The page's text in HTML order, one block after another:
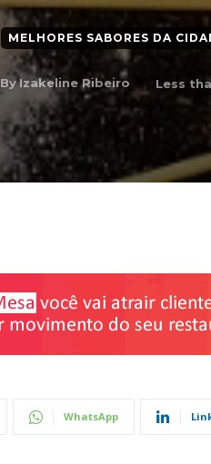
MELHORES SABORES DA
ByIzakeline Ribeiro Less
WhatsApp